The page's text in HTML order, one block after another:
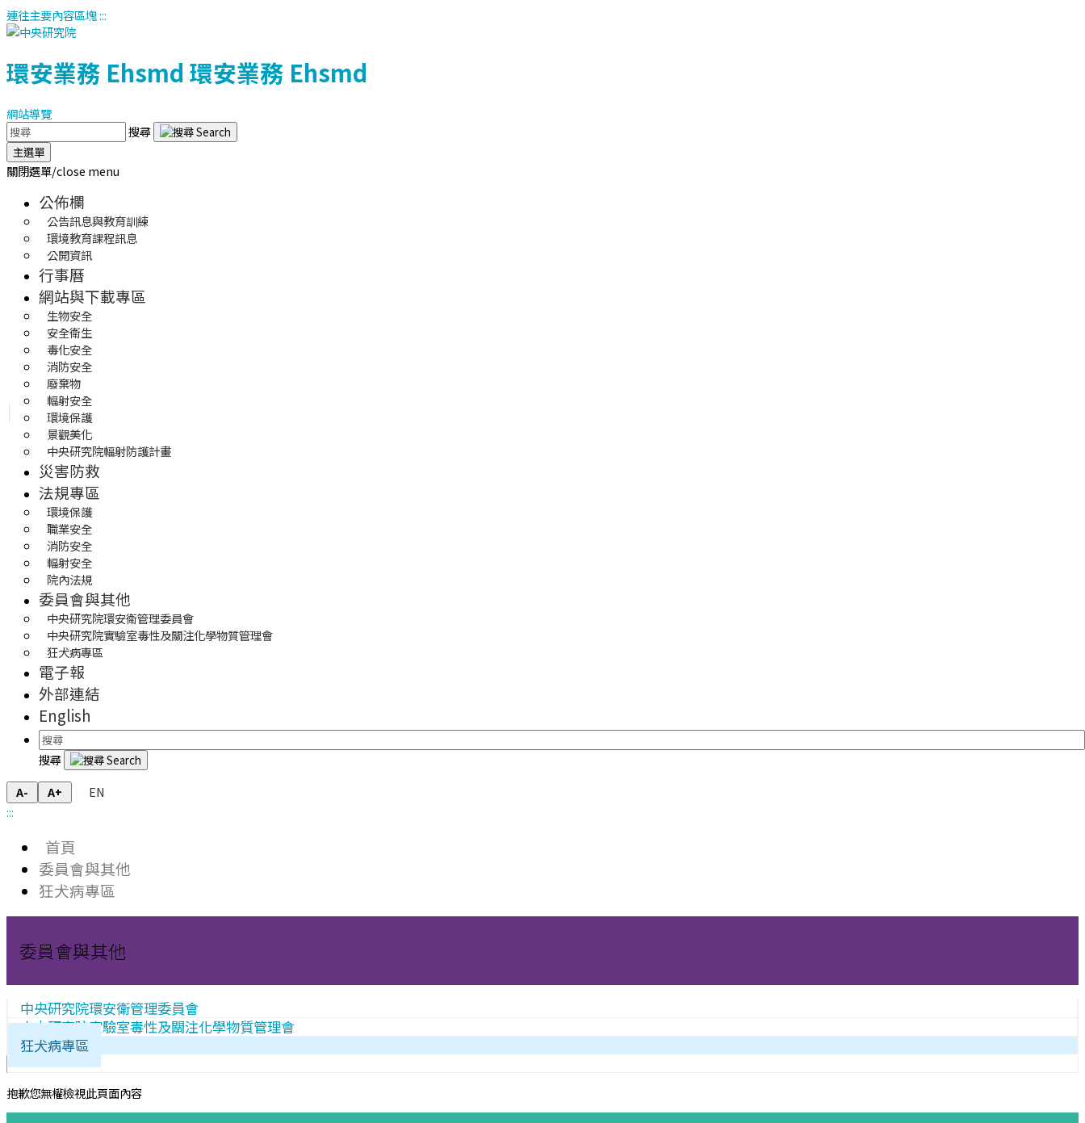
連往主要內容區塊:::
環安業務 Ehsmd 環安業務 Ehsmd
網站導覽
搜尋
主選單
關閉選單/close menu
公佈欄
公告訊息與教育訓練
環境教育課程訊息
公開資訊
行事曆
網站與下載專區
生物安全
安全衛生
毒化安全
消防安全
廢棄物
輻射安全
環境保護
景觀美化
中央研究院輻射防護計畫
災害防救
法規專區
環境保護
職業安全
消防安全
輻射安全
院內法規
委員會與其他
中央研究院環安衛管理委員會
中央研究院實驗室毒性及關注化學物質管理會
狂犬病專區
電子報
外部連結
English
搜尋
A- A+
EN
:::
首頁
委員會與其他
狂犬病專區
委員會與其他
中央研究院環安衛管理委員會
中央研究院實驗室毒性及關注化學物質管理會
狂犬病專區
抱歉您無權檢視此頁面內容